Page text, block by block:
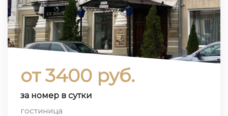
от 3400 руб.
за номер в сутки
гостиница